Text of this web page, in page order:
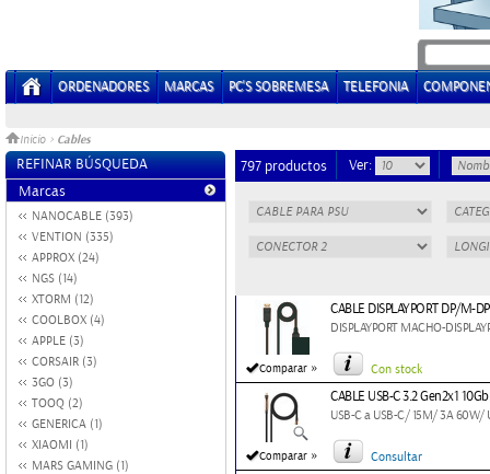
ORDENADORES MARCAS PC'S SOBREMESA TELEFONIA
Inicio > Cables
REFINAR BÚSQUEDA
Marcas
NANOCABLE (393)
VENTION (335)
APPROX (24)
NGS (14)
XTORM (12)
COOLBOX (4)
APPLE (3)
CORSAIR (3)
3GO (3)
TOOQ (2)
GENERICA (1)
XIAOMI (1)
MARS GAMING (1)
797 productos Ver:
Comparar »
CABLE DISPLAYPORT DP/M-
DISPLAYPORT MACHO-
Con stock
Comparar »
CABLE USB-C 3.2 Gen2x1
USB-C a USB-C/ 15M/ 3A 60W/
Consultar